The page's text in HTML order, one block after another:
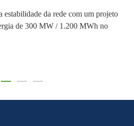
estabilidade da rede com um projeto
de 300 MW / 1.200 MWh no